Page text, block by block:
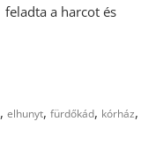
feladta a harcot és
,elhunyt,fürdőkád, kórház,